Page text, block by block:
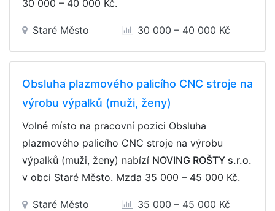
30 000 – 40 000 Kč.
Staré Město 30 000 – 40 000 Kč
Obsluha plazmového palicího CNC stroje na
výrobu výpalků (muži, ženy)
Volné místo na pracovní pozici Obsluha
plazmového palicího CNC stroje na výrobu
výpalků (muži, ženy) nabízí NOVING ROŠTY s.r.o.
v obci Staré Město. Mzda 35 000 – 45 000 Kč.
Staré Město 35 000 – 45 000 Kč